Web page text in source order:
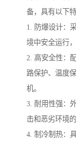
备，具有以下特
1. 防爆设计：
境中安全运行
2. 高安全性：
路保护、温度
机。
3. 耐用性强：
击和恶劣环境
4. 制冷制热：